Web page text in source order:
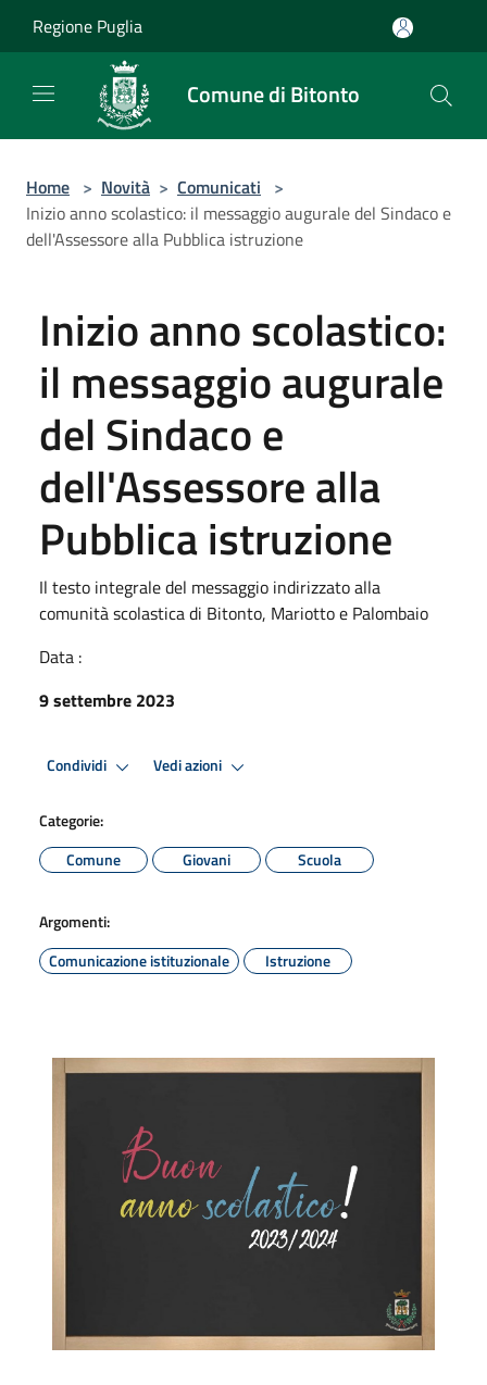
Regione Puglia
Comune di Bitonto
Home > Novità > Comunicati >
Inizio anno scolastico: il messaggio augurale del Sindaco e
dell'Assessore alla Pubblica istruzione
Inizio anno scolastico:
il messaggio augurale
del Sindaco e
dell'Assessore alla
Pubblica istruzione
Il testo integrale del messaggio indirizzato alla
comunità scolastica di Bitonto, Mariotto e Palombaio
Data :
9 settembre 2023
Condividi Vedi azioni
Categorie:
Comune
Giovani Scuola
Argomenti:
Comunicazione istituzionale
Istruzione